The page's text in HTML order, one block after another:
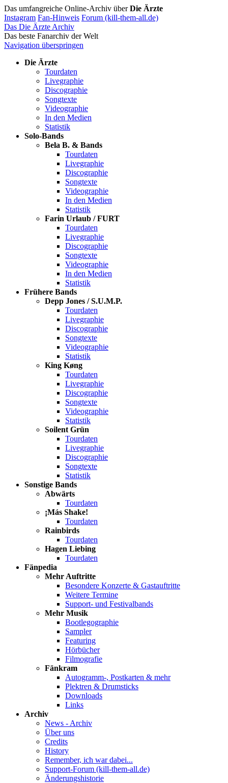
Das umfangreiche Online-Archiv überDie Ärzte
Instagram Fan-Hinweis Forum (kill-them-all.de)
Das Die Ärzte Archiv
Das beste Fanarchiv der Welt
Navigation überspringen
Die Ärzte
Tourdaten
Livegraphie
Discographie
Songtexte
Videographie
In den Medien
Statistik
Solo-Bands
Bela B. & Bands
Tourdaten
Livegraphie
Discographie
Songtexte
Videographie
In den Medien
Statistik
Farin Urlaub / FURT
Tourdaten
Livegraphie
Discographie
Songtexte
Videographie
In den Medien
Statistik
Frühere Bands
Depp Jones / S.U.M.P.
Tourdaten
Livegraphie
Discographie
Songtexte
Videographie
Statistik
King Køng
Tourdaten
Livegraphie
Discographie
Songtexte
Videographie
Statistik
Soilent Grün
Tourdaten
Livegraphie
Discographie
Songtexte
Statistik
Sonstige Bands
Abwärts
Tourdaten
¡Más Shake!
Tourdaten
Rainbirds
Tourdaten
Hagen Liebing
Tourdaten
Fänpedia
Mehr Auftritte
Besondere Konzerte & Gastauftritte
Weitere Termine
Support- und Festivalbands
Mehr Musik
Bootlegographie
Sampler
Featuring
Hörbücher
Filmografie
Fänkram
Autogramm-, Postkarten & mehr
Plektren & Drumsticks
Downloads
Links
Archiv
News - Archiv
Über uns
Credits
History
Remember, ich war dabei...
Support-Forum (kill-them-all.de)
Änderungshistorie